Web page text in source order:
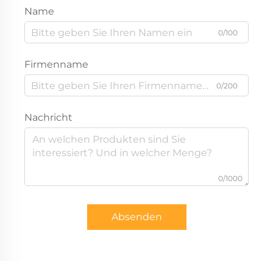
Name
0/100
Firmenname
0/200
Nachricht
0/1000
Absenden